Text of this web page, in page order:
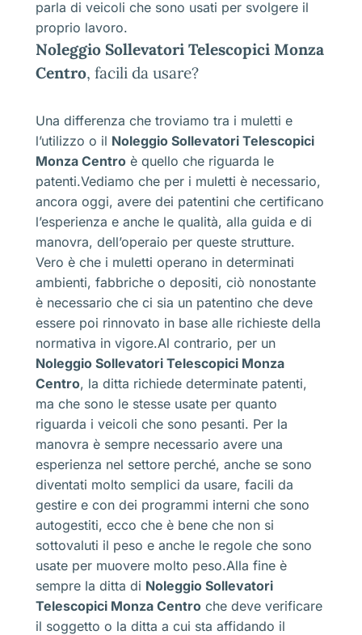
parla di veicoli che sono usati per svolgere il
proprio lavoro.
Noleggio Sollevatori Telescopici Monza
Centro, facili da usare?
Una differenza che troviamo tra i muletti e
l’utilizzo o il Noleggio Sollevatori Telescopici
Monza Centro è quello che riguarda le
patenti.Vediamo che per i muletti è necessario,
ancora oggi, avere dei patentini che certificano
l’esperienza e anche le qualità, alla guida e di
manovra, dell’operaio per queste strutture.
Vero è che i muletti operano in determinati
ambienti, fabbriche o depositi, ciò nonostante
è necessario che ci sia un patentino che deve
essere poi rinnovato in base alle richieste della
normativa in vigore.Al contrario, per un
Noleggio Sollevatori Telescopici Monza
Centro, la ditta richiede determinate patenti,
ma che sono le stesse usate per quanto
riguarda i veicoli che sono pesanti. Per la
manovra è sempre necessario avere una
esperienza nel settore perché, anche se sono
diventati molto semplici da usare, facili da
gestire e con dei programmi interni che sono
autogestiti, ecco che è bene che non si
sottovaluti il peso e anche le regole che sono
usate per muovere molto peso.Alla fine è
sempre la ditta di Noleggio Sollevatori
Telescopici Monza Centro che deve verificare
il soggetto o la ditta a cui sta affidando il